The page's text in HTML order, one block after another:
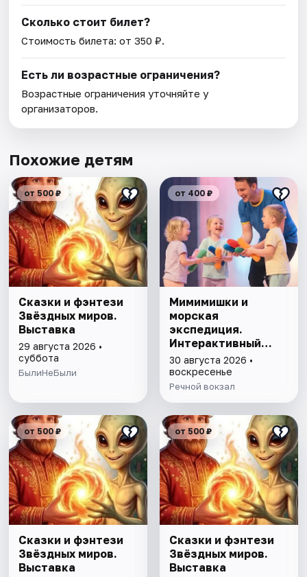
Сколько стоит билет?
Стоимость билета: от 350 ₽.
Есть ли возрастные ограничения?
Возрастные ограничения уточняйте у
организаторов.
Похожие детям
от 500 ₽
Сказки и фэнтези
Звёздных миров.
Выставка
29 августа 2026 •
суббота
БылиНеБыли
от 400 ₽
Мимимишки и
морская
экспедиция.
Интерактивный
спектакль для
детей на Арт-барже
"Кубрик" + прогулка
30 августа 2026 •
воскресенье
Речной вокзал
от 500 ₽
Сказки и фэнтези
Звёздных миров.
Выставка
от 500 ₽
Сказки и фэнтези
Звёздных миров.
Выставка